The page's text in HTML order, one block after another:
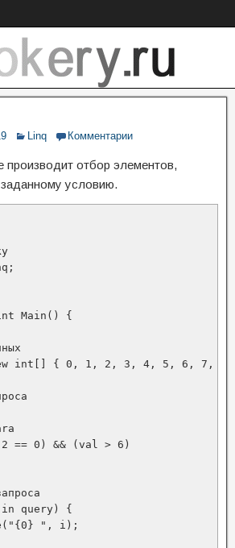
Linq Комментарии
производит отбор элементов,
условию.
Main() {
int[] { 0, 1, 2, 3, 4, 5, 6, 7,
== 0) && (val > 6)
query) {
", i);